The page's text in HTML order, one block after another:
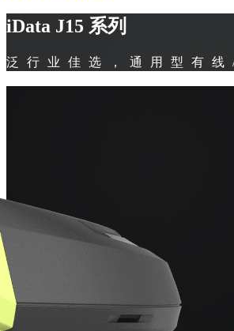
iData J15 系列
泛行业佳选，通用型有